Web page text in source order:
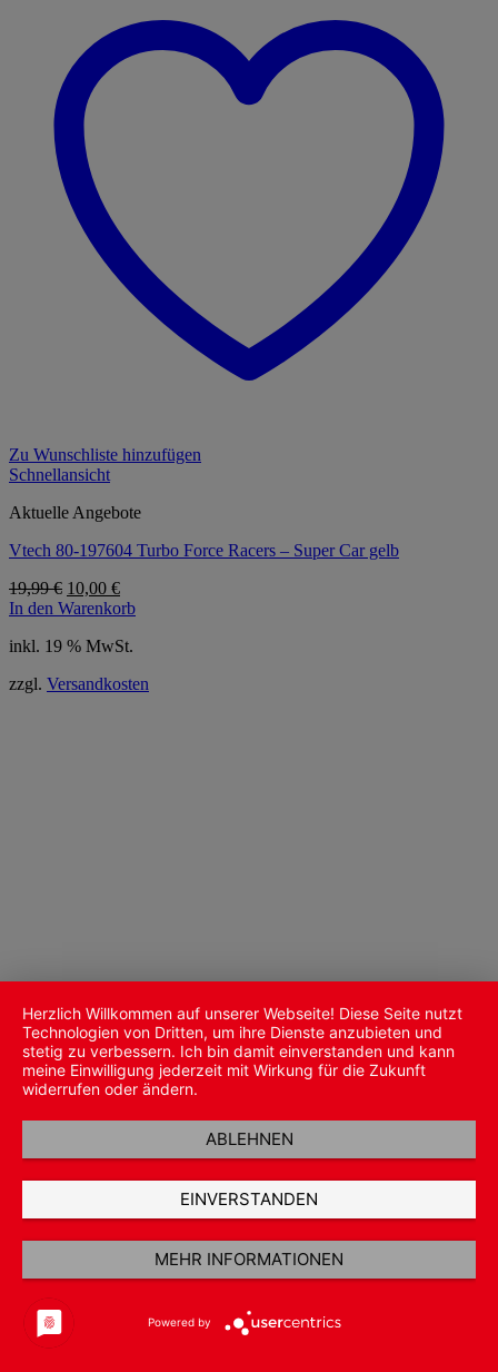
Zu Wunschliste hinzufügen
Schnellansicht
Aktuelle Angebote
Vtech 80-197604 Turbo Force Racers – Super Car gelb
19,99€ Ursprünglicher
Preis
19,99 €
10,00 €Aktueller
Preis
10,00 €.
In den Warenkorb
inkl. 19 % MwSt.
zzgl. Versandkosten
Herzlich Willkommen auf unserer Webseite! Diese Seite nutzt
Technologien von Dritten, um ihre Dienste anzubieten und
stetig zu verbessern. Ich bin damit einverstanden und kann
meine Einwilligung jederzeit mit Wirkung für die Zukunft
widerrufen oder ändern.
ABLEHNEN
EINVERSTANDEN
MEHR INFORMATIONEN
Powered by